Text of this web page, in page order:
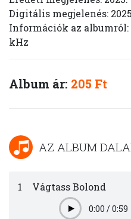
Digitális megjelenés:
Információk az
kHz
Album ár: 205 Ft
AZ ALBUM
1 Vágtass Bolond
Play0:00 /0:59